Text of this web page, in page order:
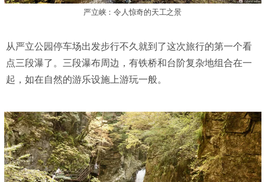
严立峡：令人惊奇的天工之景
从严立公园停车场出发步行不久就到了这次旅行的第一个看
点三段瀑了。三段瀑布周边，有铁桥和台阶复杂地组合在一
起，如在自然的游乐设施上游玩一般。